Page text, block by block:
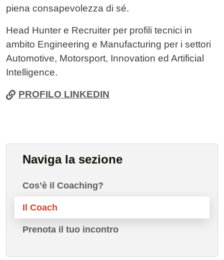
piena consapevolezza di sé.
Head Hunter e Recruiter per profili tecnici in
ambito Engineering e Manufacturing per i settori
Automotive, Motorsport, Innovation ed Artificial
Intelligence.
PROFILO LINKEDIN
Naviga la sezione
Cos’è il Coaching?
Il Coach
Prenota il tuo incontro